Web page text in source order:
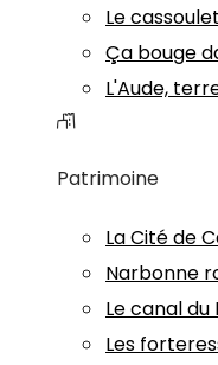
Le
Ça bouge
L'Aude,
Patrimoine
La Cité de
Narbonne
Le canal du
Les